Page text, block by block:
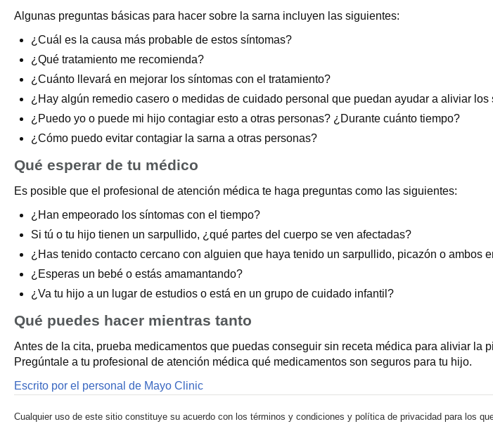
Algunas preguntas básicas para hacer sobre la sarna incluyen las siguientes:
¿Cuál es la causa más probable de estos síntomas?
¿Qué tratamiento me recomienda?
¿Cuánto llevará en mejorar los síntomas con el tratamiento?
¿Hay algún remedio casero o medidas de cuidado personal que puedan ayudar a aliviar los
¿Puedo yo o puede mi hijo contagiar esto a otras personas? ¿Durante cuánto tiempo?
¿Cómo puedo evitar contagiar la sarna a otras personas?
Qué esperar de tu médico
Es posible que el profesional de atención médica te haga preguntas como las siguientes:
¿Han empeorado los síntomas con el tiempo?
Si tú o tu hijo tienen un sarpullido, ¿qué partes del cuerpo se ven afectadas?
¿Has tenido contacto cercano con alguien que haya tenido un sarpullido, picazón o ambos
¿Esperas un bebé o estás amamantando?
¿Va tu hijo a un lugar de estudios o está en un grupo de cuidado infantil?
Qué puedes hacer mientras tanto
Antes de la cita, prueba medicamentos que puedas conseguir sin receta médica para aliviar
Pregúntale a tu profesional de atención médica qué medicamentos son seguros para tu hijo.
Escrito por el personal de Mayo Clinic
Cualquier uso de este sitio constituye su acuerdo con los términos y condiciones y política de privacidad para los